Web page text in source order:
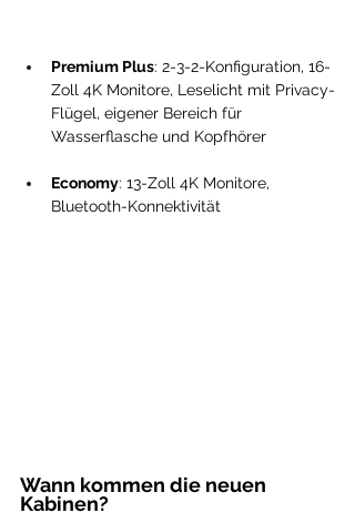
Premium Plus: 2-3-2-Konfiguration, 16-
Zoll 4K Monitore, Leselicht mit Privacy-
Flügel, eigener Bereich für
Wasserflasche und Kopfhörer
Economy: 13-Zoll 4K Monitore,
Bluetooth-Konnektivität
Wann kommen die neuen
Kabinen?